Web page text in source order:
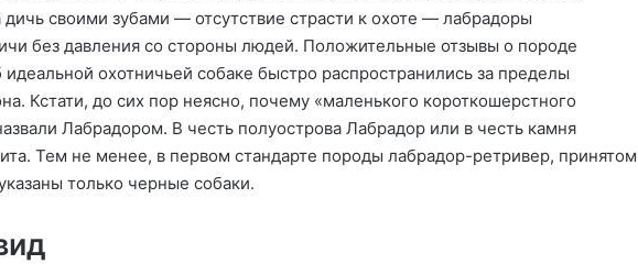
дичь своими зубами — отсутствие страсти к охоте — лабрадоры
без давления со стороны людей. Положительные отзывы о породе
идеальной охотничьей собаке быстро распространились за пределы
Кстати, до сих пор неясно, почему «маленького короткошерстного
Лабрадором. В честь полуострова Лабрадор или в честь камня
Тем не менее, в первом стандарте породы лабрадор-ретривер, принятом
только черные собаки.